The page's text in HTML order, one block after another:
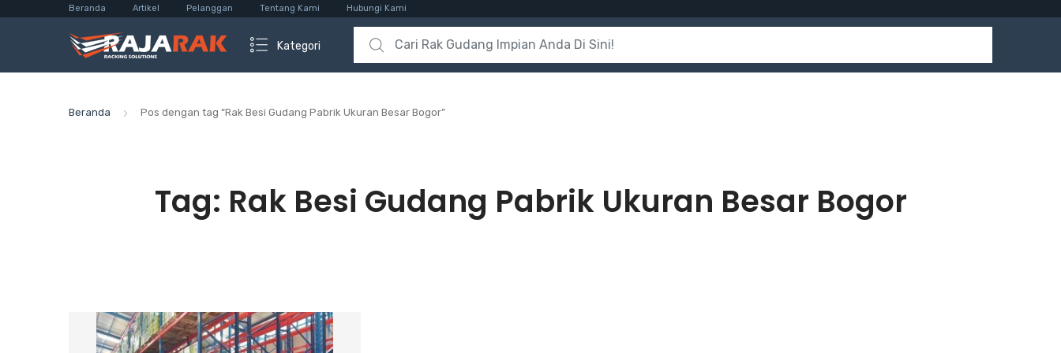
Beranda Artikel Pelanggan Tentang Kami Hubungi Kami
Kategori
Search for:
Beranda Pos dengan tag “Rak Besi Gudang Pabrik Ukuran Besar Bogor”
Tag: Rak Besi Gudang Pabrik Ukuran Besar Bogor